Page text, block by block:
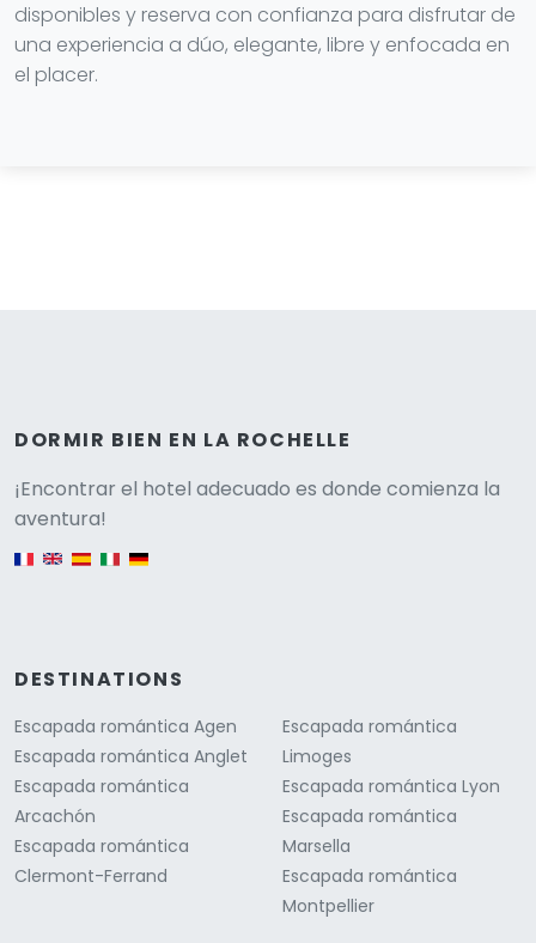
disponibles y reserva con confianza para disfrutar de
una experiencia a dúo, elegante, libre y enfocada en
el placer.
DORMIR BIEN EN LA ROCHELLE
¡Encontrar el hotel adecuado es donde comienza la
aventura!
DESTINATIONS
Escapada romántica Agen
Escapada romántica Anglet
Escapada romántica
Arcachón
Escapada romántica
Clermont-Ferrand
Escapada romántica
Limoges
Escapada romántica Lyon
Escapada romántica
Marsella
Escapada romántica
Montpellier